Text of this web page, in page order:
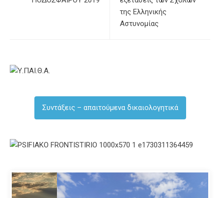
της Ελληνικής
Αστυνομίας
Συντάξεις – απαιτούμενα δικαιολογητικά